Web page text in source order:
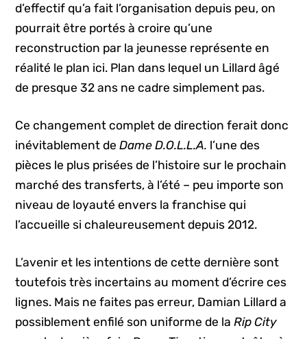
d’effectif qu’a fait l’organisation depuis peu, on
pourrait être portés à croire qu’une
reconstruction par la jeunesse représente en
réalité le plan ici. Plan dans lequel un Lillard âgé
de presque 32 ans ne cadre simplement pas.
Ce changement complet de direction ferait donc
inévitablement deDame D.O.L.L.A. l’une des
pièces le plus prisées de l’histoire sur le prochain
marché des transferts, à l’été – peu importe son
niveau de loyauté envers la franchise qui
l’accueille si chaleureusement depuis 2012.
L’avenir et les intentions de cette dernière sont
toutefois très incertains au moment d’écrire ces
lignes. Mais ne faites pas erreur, Damian Lillard a
possiblement enfilé son uniforme de laRip City